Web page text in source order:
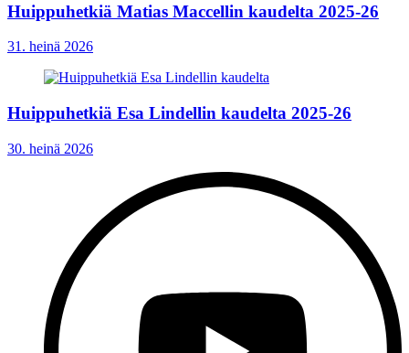
Huippuhetkiä Matias Maccellin kaudelta 2025-26
31. heinä 2026
Huippuhetkiä Esa Lindellin kaudelta 2025-26
30. heinä 2026